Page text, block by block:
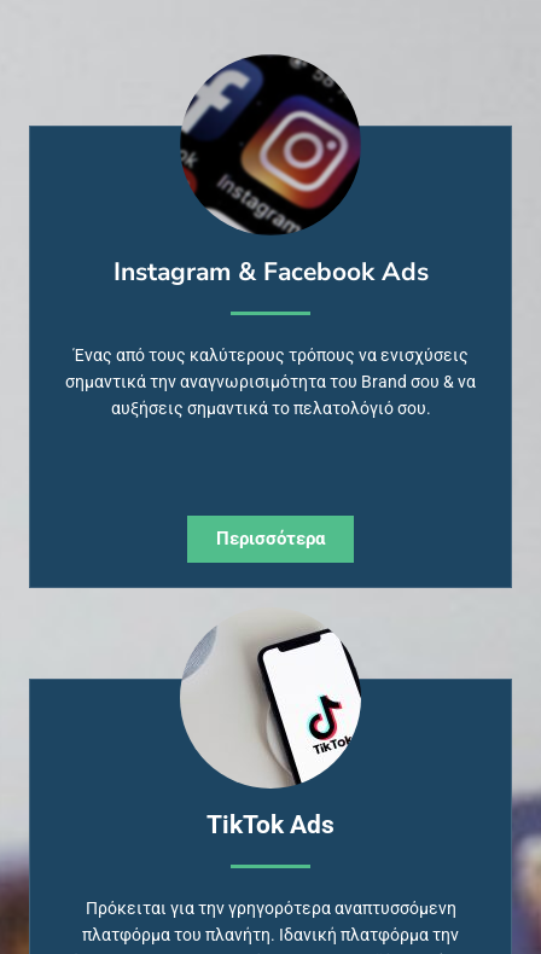
Instagram & Facebook Ads
Ένας από τους καλύτερους τρόπους να ενισχύσεις
σημαντικά την αναγνωρισιμότητα του Brand σου & να
αυξήσεις σημαντικά το πελατολόγιό σου.
Περισσότερα
ΤikTok Ads
Πρόκειται για την γρηγορότερα αναπτυσσόμενη
πλατφόρμα του πλανήτη. Ιδανική πλατφόρμα την